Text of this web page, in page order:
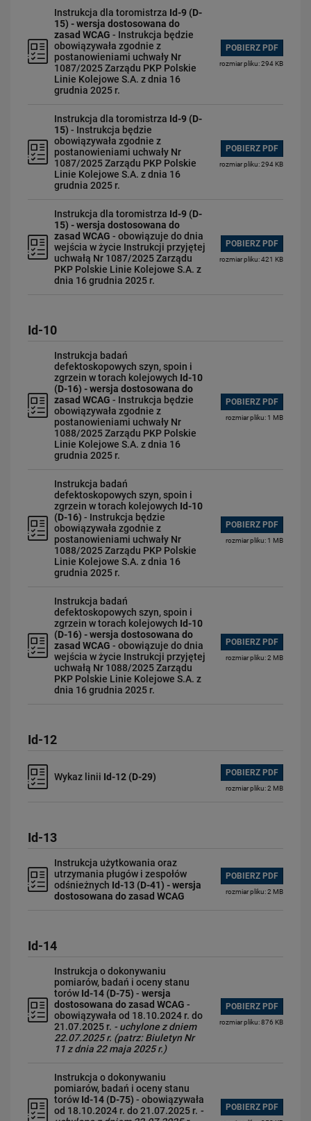
Instrukcja dla toromistrza Id-9 (D-
15) - wersja dostosowana do
zasad WCAG - Instrukcja będzie
obowiązywała zgodnie z
postanowieniami uchwały Nr
1087/2025 Zarządu PKP Polskie
Linie Kolejowe S.A. z dnia 16
grudnia 2025 r.
POBIERZ PDF
rozmiar pliku: 294 KB
Instrukcja dla toromistrza Id-9 (D-
15) - Instrukcja będzie
obowiązywała zgodnie z
postanowieniami uchwały Nr
1087/2025 Zarządu PKP Polskie
Linie Kolejowe S.A. z dnia 16
grudnia 2025 r.
POBIERZ PDF
rozmiar pliku: 294 KB
Instrukcja dla toromistrza Id-9 (D-
15) - wersja dostosowana do
zasad WCAG - obowiązuje do dnia
wejścia w życie Instrukcji przyjętej
uchwałą Nr 1087/2025 Zarządu
PKP Polskie Linie Kolejowe S.A. z
dnia 16 grudnia 2025 r.
POBIERZ PDF
rozmiar pliku: 421 KB
Id-10
Instrukcja badań
defektoskopowych szyn, spoin i
zgrzein w torach kolejowych Id-10
(D-16) - wersja dostosowana do
zasad WCAG - Instrukcja będzie
obowiązywała zgodnie z
postanowieniami uchwały Nr
1088/2025 Zarządu PKP Polskie
Linie Kolejowe S.A. z dnia 16
grudnia 2025 r.
POBIERZ PDF
rozmiar pliku: 1 MB
Instrukcja badań
defektoskopowych szyn, spoin i
zgrzein w torach kolejowych Id-10
(D-16) - Instrukcja będzie
obowiązywała zgodnie z
postanowieniami uchwały Nr
1088/2025 Zarządu PKP Polskie
Linie Kolejowe S.A. z dnia 16
grudnia 2025 r.
POBIERZ PDF
rozmiar pliku: 1 MB
Instrukcja badań
defektoskopowych szyn, spoin i
zgrzein w torach kolejowych Id-10
(D-16) - wersja dostosowana do
zasad WCAG - obowiązuje do dnia
wejścia w życie Instrukcji przyjętej
uchwałą Nr 1088/2025 Zarządu
PKP Polskie Linie Kolejowe S.A. z
dnia 16 grudnia 2025 r.
POBIERZ PDF
rozmiar pliku: 2 MB
Id-12
Wykaz linii Id-12 (D-29) POBIERZ PDF
rozmiar pliku: 2 MB
Id-13
Instrukcja użytkowania oraz
utrzymania pługów i zespołów
odśnieżnych Id-13 (D-41) - wersja
dostosowana do zasad WCAG
POBIERZ PDF
rozmiar pliku: 2 MB
Id-14
Instrukcja o dokonywaniu
pomiarów, badań i oceny stanu
torów Id-14 (D-75) - wersja
dostosowana do zasad WCAG -
obowiązywała od 18.10.2024 r. do
21.07.2025 r. - uchylone z dniem
22.07.2025 r. (patrz: Biuletyn Nr
11 z dnia 22 maja 2025 r.)
POBIERZ PDF
rozmiar pliku: 876 KB
Instrukcja o dokonywaniu
pomiarów, badań i oceny stanu
torów Id-14 (D-75) - obowiązywała
od 18.10.2024 r. do 21.07.2025 r. -
POBIERZ PDF